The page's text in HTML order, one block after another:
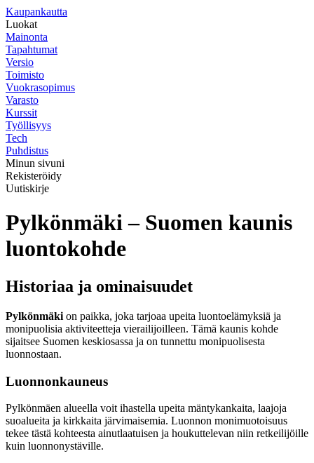
Kaupankautta
Luokat
Mainonta
Tapahtumat
Versio
Toimisto
Vuokrasopimus
Varasto
Kurssit
Työllisyys
Tech
Puhdistus
Minun sivuni
Rekisteröidy
Uutiskirje
Pylkönmäki – Suomen kaunis
luontokohde
Historiaa ja ominaisuudet
Pylkönmäki on paikka, joka tarjoaa upeita luontoelämyksiä ja
monipuolisia aktiviteetteja vierailijoilleen. Tämä kaunis kohde
sijaitsee Suomen keskiosassa ja on tunnettu monipuolisesta
luonnostaan.
Luonnonkauneus
Pylkönmäen alueella voit ihastella upeita mäntykankaita, laajoja
suoalueita ja kirkkaita järvimaisemia. Luonnon monimuotoisuus
tekee tästä kohteesta ainutlaatuisen ja houkuttelevan niin retkeilijöille
kuin luonnonystäville.